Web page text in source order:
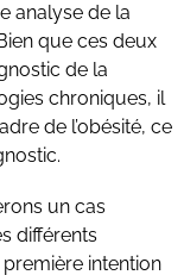
analyse de la
que ces deux
de la
chroniques, il
de l’obésité, ce
un cas
différents
intention